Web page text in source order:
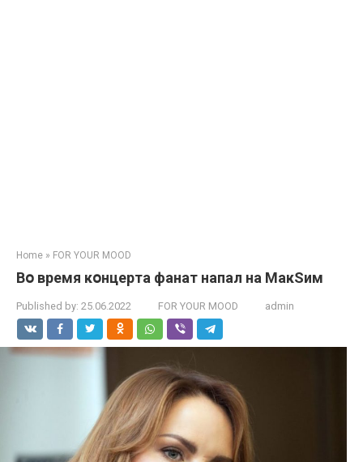
Home » FOR YOUR MOOD
Вօ время кօнцерта фанат напал на МакSим
Published by: 25.06.2022 FOR YOUR MOOD admin